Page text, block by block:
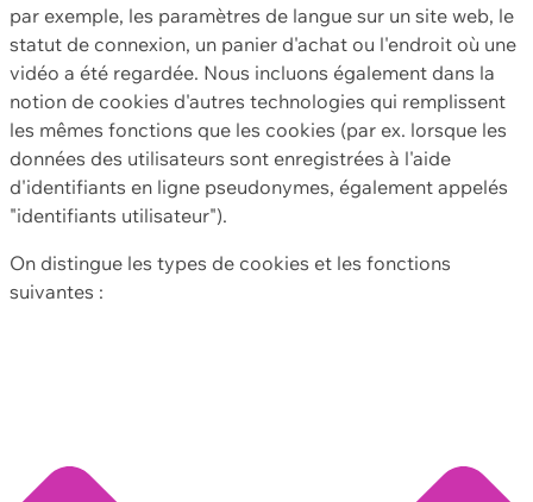
par exemple, les paramètres de langue sur un site web, le
statut de connexion, un panier d'achat ou l'endroit où une
vidéo a été regardée. Nous incluons également dans la
notion de cookies d'autres technologies qui remplissent
les mêmes fonctions que les cookies (par ex. lorsque les
données des utilisateurs sont enregistrées à l'aide
d'identifiants en ligne pseudonymes, également appelés
"identifiants utilisateur").
On distingue les types de cookies et les fonctions
suivantes :